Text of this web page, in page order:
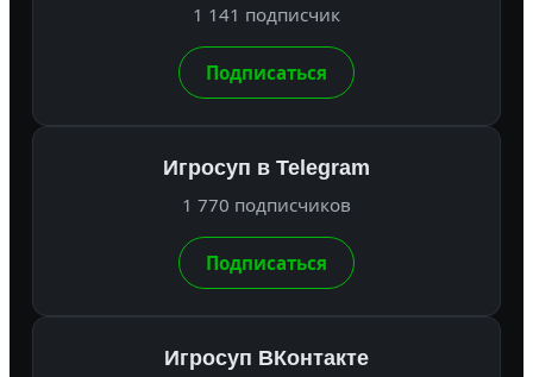
1 141 подписчик
Подписаться
Игросуп в Telegram
1 770 подписчиков
Подписаться
Игросуп ВКонтакте